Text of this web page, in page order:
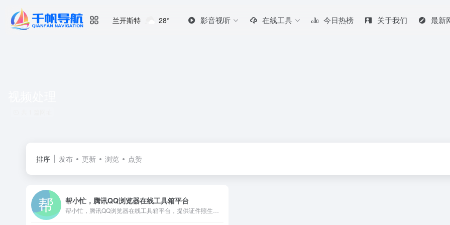
兰开斯特 28° 影音视听 在线工具 今日热榜 关于我们 最新
排序 发布 更新 浏览 点赞
帮小忙，腾讯QQ浏览器在线工具箱平台